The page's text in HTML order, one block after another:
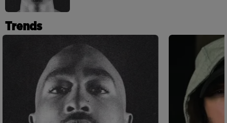
Trends